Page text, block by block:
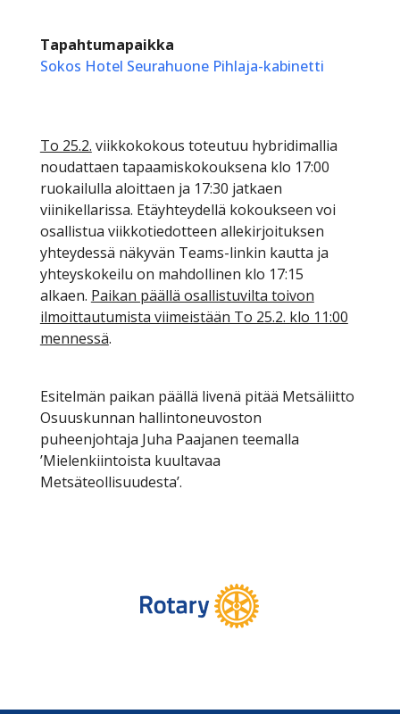
Tapahtumapaikka
Sokos Hotel Seurahuone Pihlaja-kabinetti
To 25.2. viikkokokous toteutuu hybridimallia
noudattaen tapaamiskokouksena klo 17:00
ruokailulla aloittaen ja 17:30 jatkaen
viinikellarissa. Etäyhteydellä kokoukseen voi
osallistua viikkotiedotteen allekirjoituksen
yhteydessä näkyvän Teams-linkin kautta ja
yhteyskokeilu on mahdollinen klo 17:15
alkaen. Paikan päällä osallistuvilta toivon
ilmoittautumista viimeistään To 25.2. klo 11:00
mennessä.
Esitelmän paikan päällä livenä pitää Metsäliitto
Osuuskunnan hallintoneuvoston
puheenjohtaja Juha Paajanen teemalla
’Mielenkiintoista kuultavaa
Metsäteollisuudesta’.